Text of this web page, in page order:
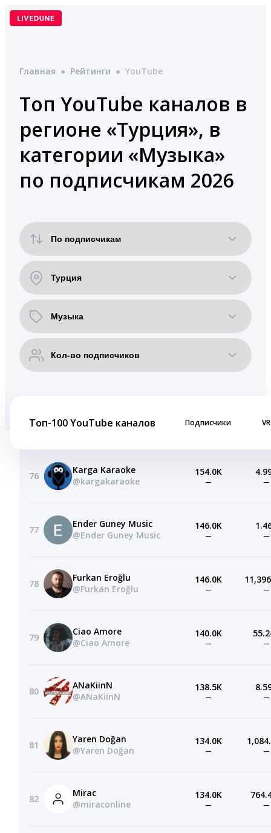
Перейти
Главная ● Рейтинги ● YouTube
Топ YouTube каналов в
регионе «Турция», в
категории «Музыка»
по подписчикам 2026
Топ-100 YouTube каналов Подписчики VR
76
Karga Karaoke
@kargakaraoke
154.0K
— —
77
Ender Guney Music
@Ender Guney Music
146.0K
— —
78
Furkan Eroğlu
@Furkan Eroğlu
146.0K
— —
79
Ciao Amore
@Ciao Amore
140.0K
— —
80
ANaKiinN
@ANaKiinN
138.5K
— —
81
Yaren Doğan
@Yaren Doğan
134.0K
— —
82
Mirac
@miraconline
134.0K
— —